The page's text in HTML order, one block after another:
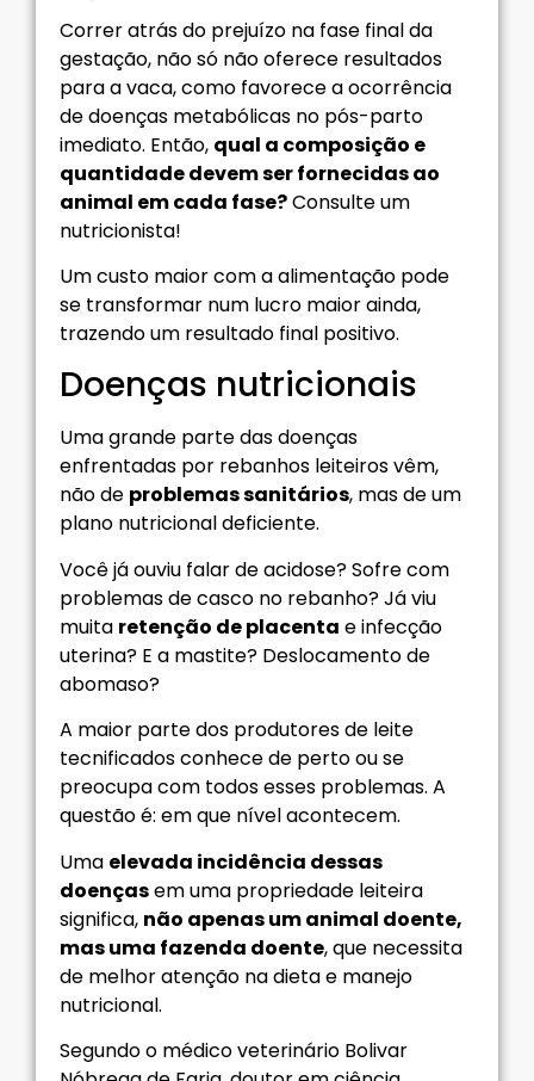
Correr atrás do prejuízo na fase final da
gestação, não só não oferece resultados
para a vaca, como favorece a ocorrência
de doenças metabólicas no pós-parto
imediato. Então, qual a composição e
quantidade devem ser fornecidas ao
animal em cada fase?Consulte um
nutricionista!
Um custo maior com a alimentação pode
se transformar num lucro maior ainda,
trazendo um resultado final positivo.
Doenças nutricionais
Uma grande parte das doenças
enfrentadas por rebanhos leiteiros vêm,
não de problemas sanitários, mas de um
plano nutricional deficiente.
Você já ouviu falar de acidose? Sofre com
problemas de casco no rebanho? Já viu
muita retenção de placenta e infecção
uterina? E a mastite? Deslocamento de
abomaso?
A maior parte dos produtores de leite
tecnificados conhece de perto ou se
preocupa com todos esses problemas. A
questão é: em que nível acontecem.
Uma elevada incidência dessas
doençasem uma propriedade leiteira
significa, não apenas um animal doente,
mas uma fazenda doente, que necessita
de melhor atenção na dieta e manejo
nutricional.
Segundo o médico veterinário Bolivar